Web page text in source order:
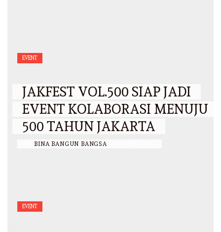
EVENT
JAKFEST VOL.500 SIAP JADI
EVENT KOLABORASI MENUJU
500 TAHUN JAKARTA
BINA BANGUN BANGSA
EVENT